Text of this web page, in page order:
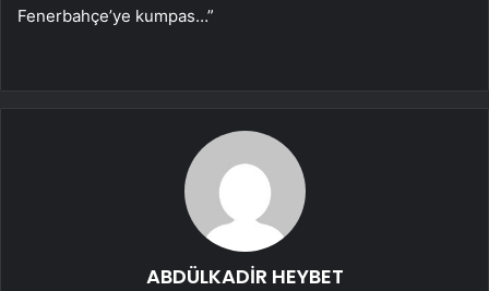
Fenerbahçe’ye kumpas…”
ABDÜLKADİR HEYBET